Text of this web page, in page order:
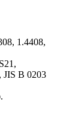
1.4408,
JIS B 0203